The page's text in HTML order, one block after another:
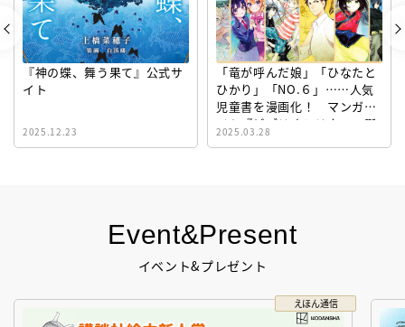
Event&Present
イベント&プレゼント
えほん通信
『神の蝶、舞う果て』公式サ
イト
2025.12.23
「竜が呼んだ娘」「ひなたと
ひかり」「NO.６」……人気
児童書を漫画化！ マンガサ
イト『ビブリオシリウス』誕
生！
2025.03.28